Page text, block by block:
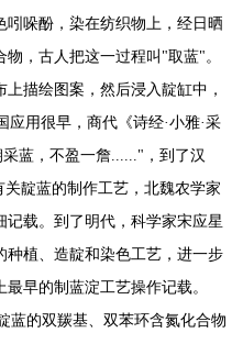
哚酚，染在纺织物上，经日晒
，古人把这一过程叫"取蓝"。
描绘图案，然后浸入靛缸中，
用很早，商代《诗经·小雅·采
蓝，不盈一詹......"，到了汉
靛蓝的制作工艺，北魏农学家
记载。到了明代，科学家宋应星
种植、造靛和染色工艺，进一步
早的制蓝淀工艺操作记载。
蓝的双羰基、双苯环含氮化合物